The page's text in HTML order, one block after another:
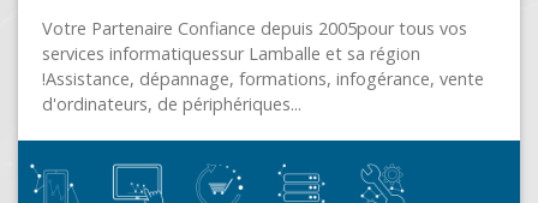
Bureau 89 a été créé en février 1984 avec le statut de
commerçant puis convertie en SARL en 1994. Basée à...